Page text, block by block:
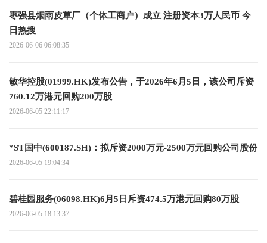
枣强县烟雨皮草厂（个体工商户）成立 注册资本3万人民币 今
日热搜
2026-06-06 06:08:35
敏华控股(01999.HK)发布公告，于2026年6月5日，该公司斥资
760.12万港元回购200万股
2026-06-05 22:11:17
*ST国中(600187.SH)：拟斥资2000万元-2500万元回购公司股份
2026-06-05 19:04:34
碧桂园服务(06098.HK)6月5日斥资474.5万港元回购80万股
2026-06-05 18:13:37